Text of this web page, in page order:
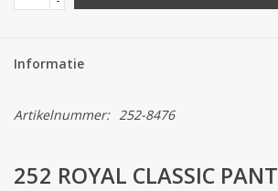
Informatie
Artikelnummer: 252-8476
252 ROYAL CLASSIC PANT